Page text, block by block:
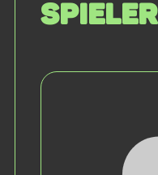
Spieler